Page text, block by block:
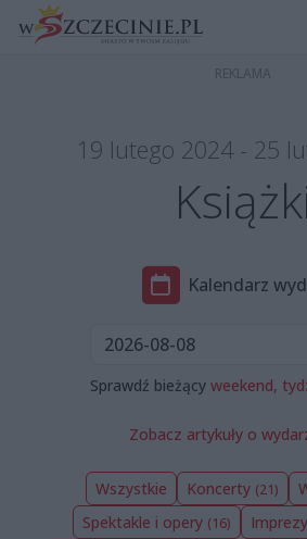
19 lutego 2024 - 25
Kalendarz
Sprawdź bieżący weekend,
Zobacz artykuły o
Wszystkie Koncerty (21)
Spektakle i opery (16)